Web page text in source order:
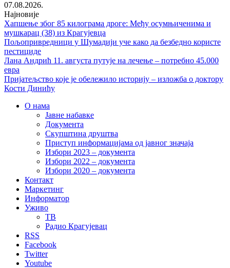
07.08.2026.
Најновије
Хапшење због 85 килограма дроге: Међу осумњиченима и
мушкарац (38) из Крагујевца
Пољопривредници у Шумадији уче како да безбедно користе
пестициде
Лана Андрић 11. августа путује на лечење – потребно 45.000
евра
Пријатељство које је обележило историју – изложба о доктору
Кости Динићу
О нама
Јавне набавке
Документа
Скупштина друштва
Приступ информацијама од јавног значаја
Избори 2023 – документа
Избори 2022 – документа
Избори 2020 – документа
Контакт
Маркетинг
Информатор
Уживо
ТВ
Радио Крагујевац
RSS
Facebook
Twitter
Youtube